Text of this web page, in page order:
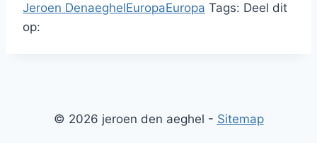
Jeroen DenaeghelEuropaEuropa Tags: Deel dit
op:
© 2026 jeroen den aeghel - Sitemap